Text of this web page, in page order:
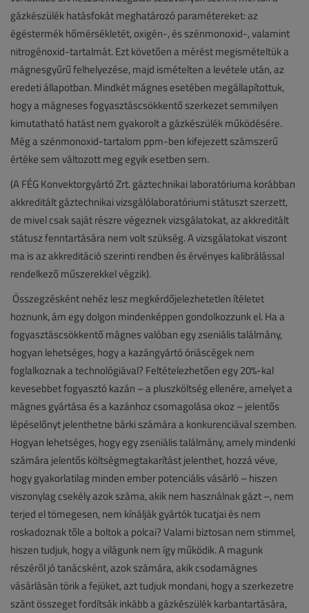
gázkészülék hatásfokát meghatározó paramétereket: az
égéstermék hőmérsékletét, oxigén-, és szénmonoxid-, valamint
nitrogénoxid-tartalmát. Ezt követően a mérést megismételtük a
mágnesgyűrű felhelyezése, majd ismételten a levétele után, az
eredeti állapotban. Mindkét mágnes esetében megállapítottuk,
hogy a mágneses fogyasztáscsökkentő szerkezet semmilyen
kimutatható hatást nem gyakorolt a gázkészülék működésére.
Még a szénmonoxid-tartalom ppm-ben kifejezett számszerű
értéke sem változott meg egyik esetben sem.
(A FÉG Konvektorgyártó Zrt. gáztechnikai laboratóriuma korábban
akkreditált gáztechnikai vizsgálólaboratóriumi státuszt szerzett,
de mivel csak saját részre végeznek vizsgálatokat, az akkreditált
státusz fenntartására nem volt szükség. A vizsgálatokat viszont
ma is az akkreditáció szerinti rendben és érvényes kalibrálással
rendelkező műszerekkel végzik).
Összegzésként nehéz lesz megkérdőjelezhetetlen ítéletet
hoznunk, ám egy dolgon mindenképpen gondolkozzunk el. Ha a
fogyasztáscsökkentő mágnes valóban egy zseniális találmány,
hogyan lehetséges, hogy a kazángyártó óriáscégek nem
foglalkoznak a technológiával? Feltételezhetően egy 20%-kal
kevesebbet fogyasztó kazán – a pluszköltség ellenére, amelyet a
mágnes gyártása és a kazánhoz csomagolása okoz – jelentős
lépéselőnyt jelenthetne bárki számára a konkurenciával szemben.
Hogyan lehetséges, hogy egy zseniális találmány, amely mindenki
számára jelentős költségmegtakarítást jelenthet, hozzá véve,
hogy gyakorlatilag minden ember potenciális vásárló – hiszen
viszonylag csekély azok száma, akik nem használnak gázt –, nem
terjed el tömegesen, nem kínálják gyártók tucatjai és nem
roskadoznak tőle a boltok a polcai? Valami biztosan nem stimmel,
hiszen tudjuk, hogy a világunk nem így működik. A magunk
részéről jó tanácsként, azok számára, akik csodamágnes
vásárlásán törik a fejüket, azt tudjuk mondani, hogy a szerkezetre
szánt összeget fordítsák inkább a gázkészülék karbantartására,